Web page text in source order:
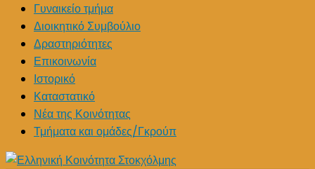
Γυναικείο τμήμα
Διοικητικό Συμβούλιο
Δραστηριότητες
Επικοινωνία
Ιστορικό
Καταστατικό
Νέα της Κοινότητας
Τμήματα και ομάδες/Γκρούπ